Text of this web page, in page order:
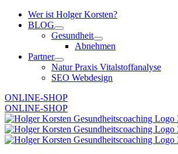
Zum
Inhalt
Wer ist Holger Korsten?
BLOG
Gesundheit
Abnehmen
Partner
Natur Praxis Vitalstoffanalyse
SEO Webdesign
ONLINE-SHOP
ONLINE-SHOP